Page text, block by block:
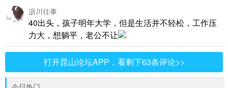
沥川往事
40出头，孩子明年大学，但是生活并不轻松，工作压
力大，想躺平，老公不让
打开昆山论坛APP，看剩下63条评论>>